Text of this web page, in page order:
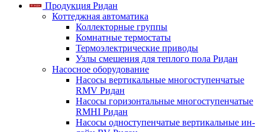
Продукция Ридан
Коттеджная автоматика
Коллекторные группы
Комнатные термостаты
Термоэлектрические приводы
Узлы смешения для теплого пола Ридан
Насосное оборудование
Насосы вертикальные многоступенчатые
RMV Ридан
Насосы горизонтальные многоступенчатые
RMHI Ридан
Насосы одноступенчатые вертикальные ин-